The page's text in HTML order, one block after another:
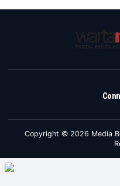
Copyright © 2026 Media